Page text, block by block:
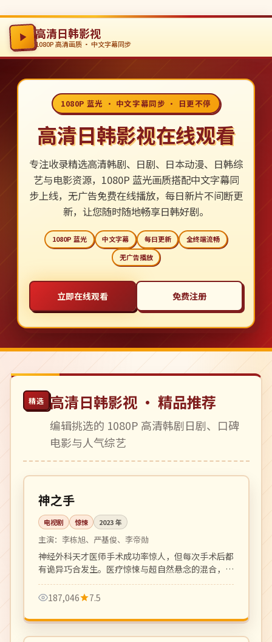
高清日韩影视
1080P 高清画质 · 中文字幕同步
1080P 蓝光 · 中文字幕同步 · 日更不停
高清日韩影视在线观看
专注收录精选高清韩剧、日剧、日本动漫、日韩综
艺与电影资源，1080P 蓝光画质搭配中文字幕同
步上线，无广告免费在线播放，每日新片不间断更
新，让您随时随地畅享日韩好剧。
1080P 蓝光 中文字幕 每日更新
全终端流畅
无广告播放
立即在线观看 免费注册
精选 高清日韩影视 · 精品推荐
编辑挑选的 1080P 高清韩剧日剧、口碑
电影与人气综艺
韩国
完结
神之手
电视剧 惊悚 2023年
主演： 李栋旭、严基俊、李帝勋
神经外科天才医师手术成功率惊人，但每次手术后都
有诡异巧合发生。医疗惊悚与超自然悬念的混合，氛
围阴郁张力十足。
187,046
7.5
4K 更新至 12 集